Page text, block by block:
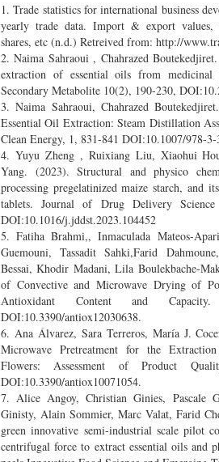
1. Trade statistics for international business
yearly trade data. Import & export values,
shares, etc (n.d.) Retreived from: http://
2. Naima Sahraoui , Chahrazed
extraction of essential oils from medicinal
Secondary Metabolite 10(2), 190-230,
3. Naima Sahraoui, Chahrazed
Essential Oil Extraction: Steam Distillation
Clean Energy, 1, 831-841 DOI:10.1007/978-
4. Yuyu Zheng , Ruixiang Liu, Xiaohui
Yang. (2023). Structural and physico
processing pregelatinized maize starch, and
tablets. Journal of Drug Delivery
DOI:10.1016/j.jddst.2023.104452
5. Fatiha Brahmi,, Inmaculada Mateos-
Guemouni, Tassadit Sahki,Farid
Bessai, Khodir Madani, Lila Boulekbache-
of Convective and Microwave Drying of
Antioxidant Content and
DOI:10.3390/antiox12030638.
6. Ana Álvarez, Sara Terreros, María J.
Microwave Pretreatment for the
Flowers: Assessment of Product
DOI:10.3390/antiox10071054.
7. Alice Angoy, Christian Ginies, Pascale
Ginisty, Alain Sommier, Marc Valat, Farid
green innovative semi-industrial scale pilot
centrifugal force to extract essential oils and